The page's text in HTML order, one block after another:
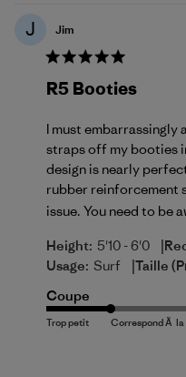
J Jim
R5 Booties
I must embarrassingly
straps off my booties
design is nearly
rubber reinforcement
issue. You need to be
Height: 5'10 - 6'0 |
Usage: Surf |Taille
Coupe